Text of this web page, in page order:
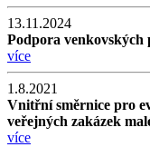
13.11.2024
Podpora venkovských
více
1.8.2021
Vnitřní směrnice pro
veřejných zakázek
více